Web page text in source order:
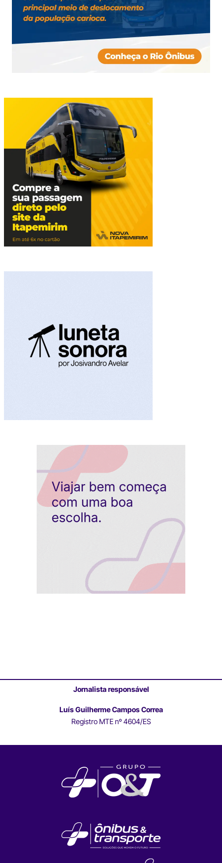
Jornalista responsável
Luís Guilherme Campos Correa
Registro MTE nº 4604/ES